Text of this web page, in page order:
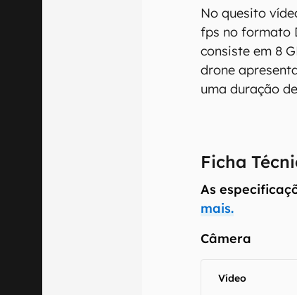
No quesito
fps no formato
consiste em 8
drone
uma duração
Ficha
As
mais.
Câmera
Vídeo
O
Aviso